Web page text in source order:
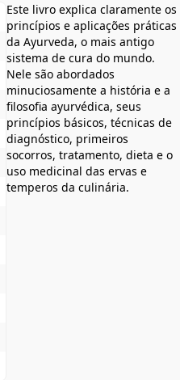
Este livro explica claramente os
princípios e aplicações práticas
da Ayurveda, o mais antigo
sistema de cura do mundo.
Nele são abordados
minuciosamente a história e a
filosofia ayurvédica, seus
princípios básicos, técnicas de
diagnóstico, primeiros
socorros, tratamento, dieta e o
uso medicinal das ervas e
temperos da culinária.